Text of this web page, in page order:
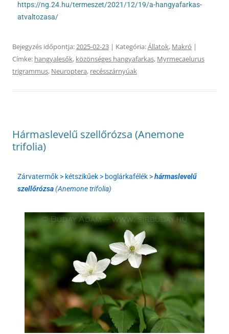
https://ng.24.hu/termeszet/2021/12/19/a-hangyafarkas-
atvaltozasa/
Bejegyzés időpontja:2025-02-23 | Kategória:Állatok, Makró |
Címke: hangyalesők, közönséges hangyafarkas, Myrmecaelurus
trigrammus, Neuroptera, recésszárnyúak
Hármaslevelű szellőrózsa (Anemone
trifolia)
Zárvatermők > kétszikűek > boglárkafélék >hármaslevelű
szellőrózsa(Anemone trifolia)